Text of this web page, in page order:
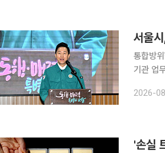
통합방
기관 업무협약 서울시가 군·경·소방 지휘관 등 300여 명이
'2026년
2026-
'손실